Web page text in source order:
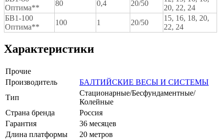
Оптима**
80 0,4 20/50
20, 22, 24
БВ1-100
Оптима**
100 1 20/50
15, 16, 18, 20,
22, 24
Характеристики
Прочие
Производитель
БАЛТИЙСКИЕ ВЕСЫ И СИСТЕМЫ
Тип
Стационарные/Бесфундаментные/
Колейные
Страна бренда
Россия
Гарантия
36 месяцев
Длина платформы
20 метров